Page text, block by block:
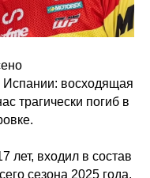
восходящая
трагически погиб в
лет, входил в состав
сезона 2025 года,